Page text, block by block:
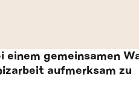
einem gemeinsamen
aufmerksam zu